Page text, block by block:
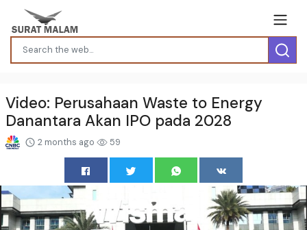
Video: Perusahaan Waste to Energy
Danantara Akan IPO pada 2028
2 months ago 59